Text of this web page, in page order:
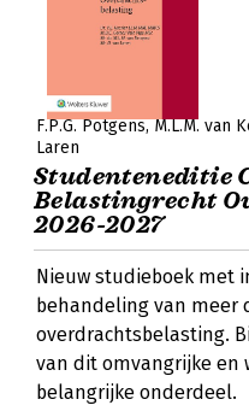
F.P.G. Pötgens M.L.M. van
Laren
Studenteneditie
Belastingrecht
2026-2027
Nieuw studieboek met
behandeling van meer
overdrachtsbelasting.
van dit omvangrijke en
belangrijke onderdeel.